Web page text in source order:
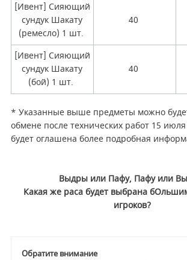
[Ивент] Сияющий
сундук Шакату
(ремесло) 1 шт.
40
[Ивент] Сияющий
сундук Шакату
(бой) 1 шт.
40
* Указанные выше предметы можно
обмене после технических работ 15
будет оглашена более подробная
Выдры или Пафу, Пафу или
Какая же раса будет выбрана
игроков?
Обратите внимание